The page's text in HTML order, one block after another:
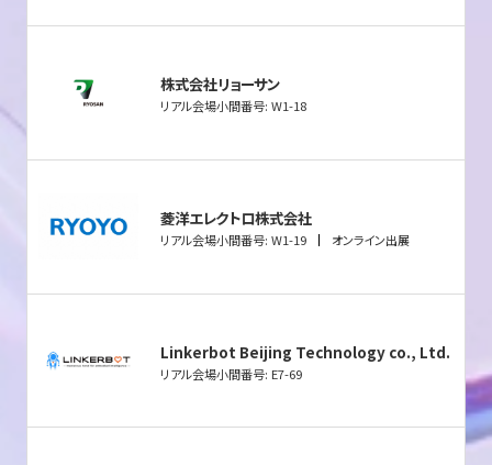
株式会社リョーサン
リアル会場小間番号: W1-18
菱洋エレクトロ株式会社
リアル会場小間番号: W1-19 オンライン出展
Linkerbot Beijing Technology co., Ltd.
リアル会場小間番号: E7-69